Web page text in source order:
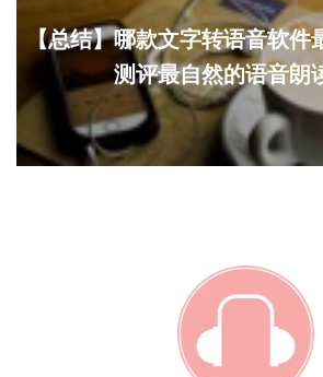
【总结】哪款文字转语音软
测评最自然的语音朗